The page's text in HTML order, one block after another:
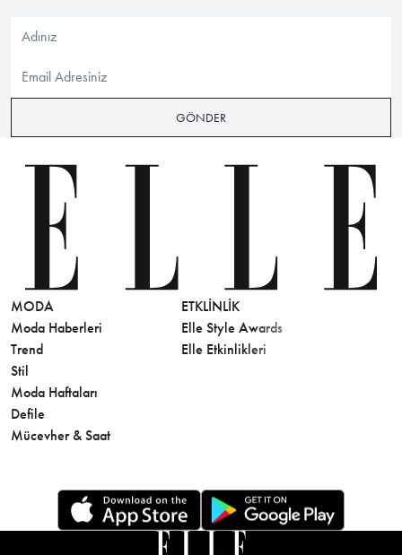
GÖNDER
MODA
Moda Haberleri
Trend
Stil
Moda Haftaları
Defile
Mücevher & Saat
ETKLINLIK
Elle Style Awards
Elle Etkinlikleri